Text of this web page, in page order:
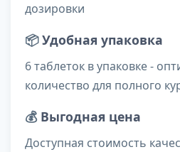
дозировки
📦Удобная упаковка
6 таблеток в упаковке -
количество для полного
💰 Выгодная цена
Доступная стоимость